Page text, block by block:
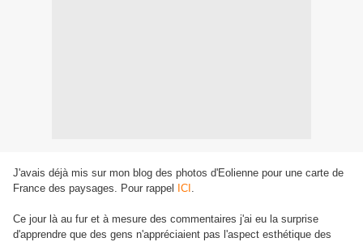
J'avais déjà mis sur mon blog des photos d'Eolienne pour une carte de
France des paysages. Pour rappel
ICI .
Ce jour là au fur et à mesure des commentaires j'ai eu la surprise
d'apprendre que des gens n'appréciaient pas l'aspect esthétique des